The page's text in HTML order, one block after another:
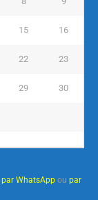
15 16
22 23
29 30
par WhatsAppou par